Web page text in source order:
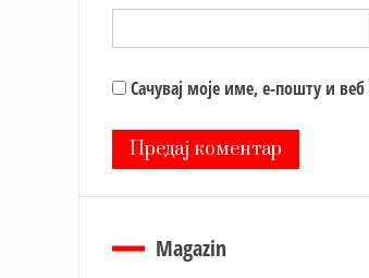
Сачувај моје име, е-пошту и
Magazin